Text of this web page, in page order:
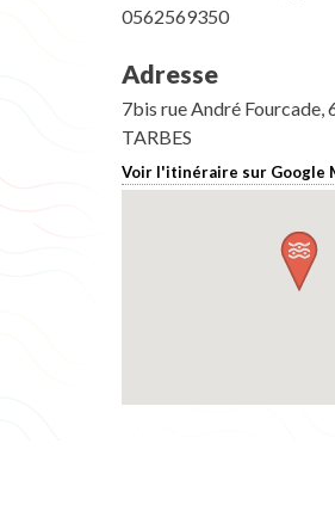
0562569350
Adresse
7bis rue André Fourcade,
TARBES
Voir l'itinéraire sur Google